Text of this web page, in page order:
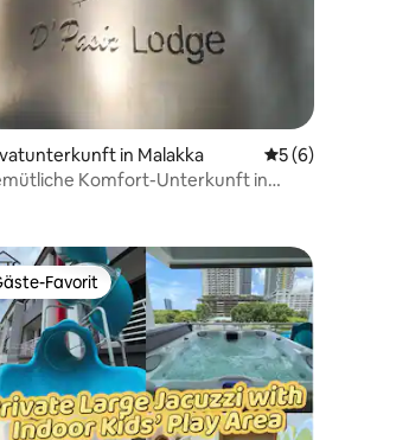
Bewertung: 4,85 von 5, 117 Bewertungen
in Malakka
5 (6)
Komfort-Unterkunft in
Favorit
Favorit